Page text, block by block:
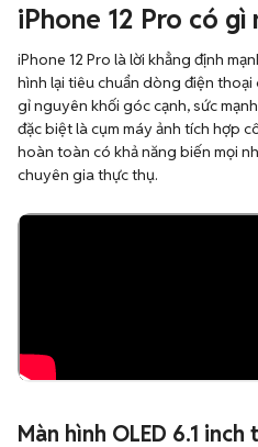
iPhone 12 Pro có gì
iPhone 12 Pro là lời khẳng định
hình lại tiêu chuẩn dòng điện
gỉ nguyên khối góc cạnh, sức
đặc biệt là cụm máy ảnh tích hợp
hoàn toàn có khả năng biến mọi
chuyên gia thực thụ.
Màn hình OLED 6.1